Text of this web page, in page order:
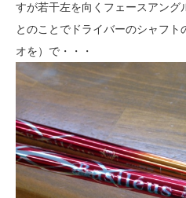
すが若干左を向くフェースアング
とのことでドライバーのシャフト
オを）で・・・